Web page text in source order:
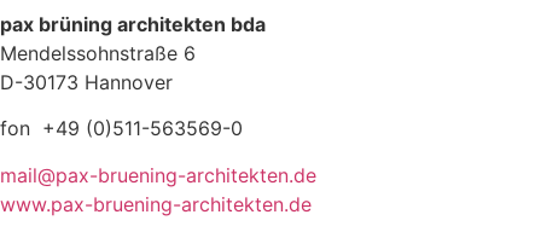
pax brüning architekten bda
Mendelssohnstraße 6
D-30173 Hannover
fon +49 (0)511-563569-0
mail@pax-bruening-architekten.de
www.pax-bruening-architekten.de